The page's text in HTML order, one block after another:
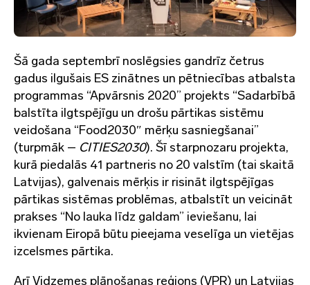
Šā gada septembrī noslēgsies gandrīz četrus
gadus ilgušais ES zinātnes un pētniecības atbalsta
programmas “Apvārsnis 2020” projekts “Sadarbībā
balstīta ilgtspējīgu un drošu pārtikas sistēmu
veidošana “Food2030″ mērķu sasniegšanai”
(turpmāk – CITIES2030). Šī starpnozaru projekta,
kurā piedalās 41 partneris no 20 valstīm (tai skaitā
Latvijas), galvenais mērķis ir risināt ilgtspējīgas
pārtikas sistēmas problēmas, atbalstīt un veicināt
prakses “No lauka līdz galdam” ieviešanu, lai
ikvienam Eiropā būtu pieejama veselīga un vietējas
izcelsmes pārtika.
Arī Vidzemes plānošanas reģions (VPR) un Latvijas